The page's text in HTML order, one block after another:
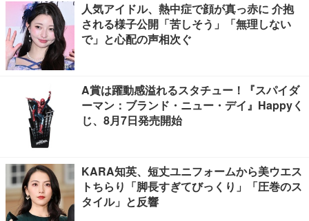
人気アイドル、熱中症で顔が真っ赤に 介抱
される様子公開「苦しそう」「無理しない
で」と心配の声相次ぐ
A賞は躍動感溢れるスタチュー！『スパイダ
ーマン：ブランド・ニュー・デイ』Happyく
じ、8月7日発売開始
KARA知英、短丈ユニフォームから美ウエス
トちらり「脚長すぎてびっくり」「圧巻のス
タイル」と反響